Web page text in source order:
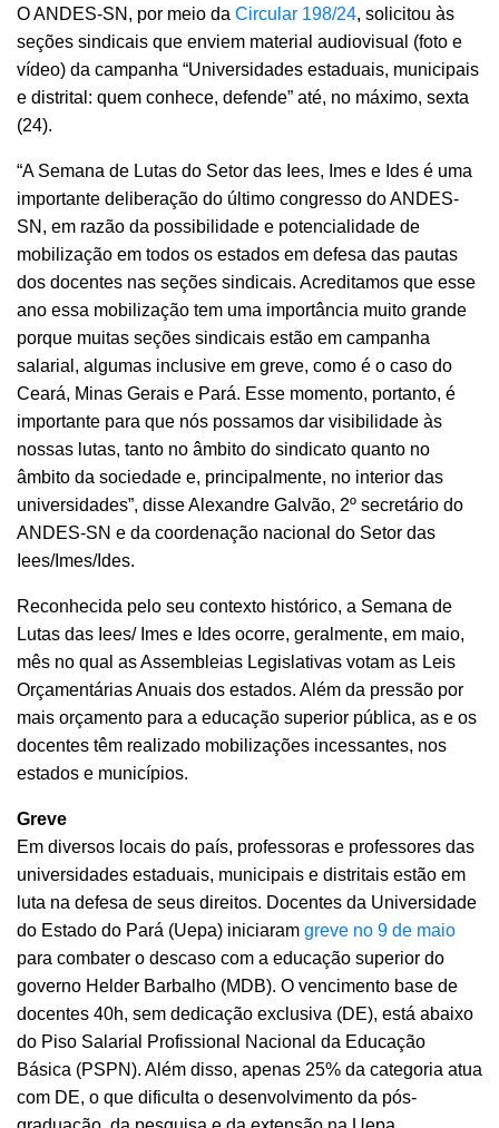
O ANDES-SN, por meio da Circular 198/24, solicitou às
seções sindicais que enviem material audiovisual (foto e
vídeo) da campanha “Universidades estaduais, municipais
e distrital: quem conhece, defende” até, no máximo, sexta
(24).
“A Semana de Lutas do Setor das Iees, Imes e Ides é uma
importante deliberação do último congresso do ANDES-
SN, em razão da possibilidade e potencialidade de
mobilização em todos os estados em defesa das pautas
dos docentes nas seções sindicais. Acreditamos que esse
ano essa mobilização tem uma importância muito grande
porque muitas seções sindicais estão em campanha
salarial, algumas inclusive em greve, como é o caso do
Ceará, Minas Gerais e Pará. Esse momento, portanto, é
importante para que nós possamos dar visibilidade às
nossas lutas, tanto no âmbito do sindicato quanto no
âmbito da sociedade e, principalmente, no interior das
universidades”, disse Alexandre Galvão, 2º secretário do
ANDES-SN e da coordenação nacional do Setor das
Iees/Imes/Ides.
Reconhecida pelo seu contexto histórico, a Semana de
Lutas das Iees/ Imes e Ides ocorre, geralmente, em maio,
mês no qual as Assembleias Legislativas votam as Leis
Orçamentárias Anuais dos estados. Além da pressão por
mais orçamento para a educação superior pública, as e os
docentes têm realizado mobilizações incessantes, nos
estados e municípios.
Greve
Em diversos locais do país, professoras e professores das
universidades estaduais, municipais e distritais estão em
luta na defesa de seus direitos. Docentes da Universidade
do Estado do Pará (Uepa) iniciaram greve no 9 de maio
para combater o descaso com a educação superior do
governo Helder Barbalho (MDB). O vencimento base de
docentes 40h, sem dedicação exclusiva (DE), está abaixo
do Piso Salarial Profissional Nacional da Educação
Básica (PSPN). Além disso, apenas 25% da categoria atua
com DE, o que dificulta o desenvolvimento da pós-